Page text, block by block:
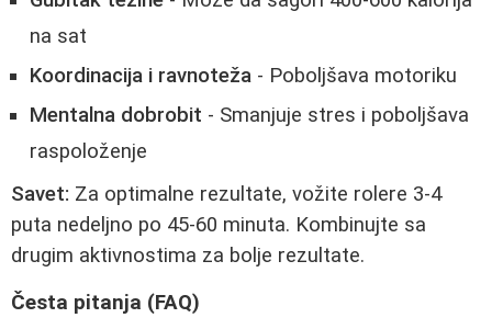
na sat
Koordinacija i ravnoteža - Poboljšava motoriku
Mentalna dobrobit - Smanjuje stres i poboljšava
raspoloženje
Savet: Za optimalne rezultate, vožite rolere 3-4
puta nedeljno po 45-60 minuta. Kombinujte sa
drugim aktivnostima za bolje rezultate.
Česta pitanja (FAQ)